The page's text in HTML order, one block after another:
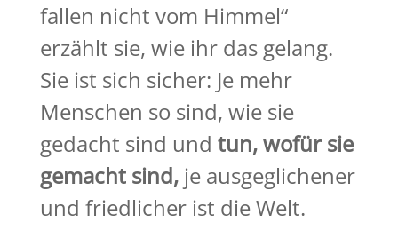
fallen nicht vom Himmel“
erzählt sie, wie ihr das gelang.
Sie ist sich sicher: Je mehr
Menschen so sind, wie sie
gedacht sind und tun, wofür sie
gemacht sind,je ausgeglichener
und friedlicher ist die Welt.